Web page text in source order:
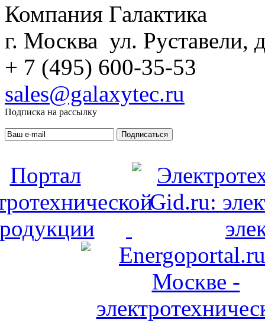
Компания Галактика
г. Москва ул. Руставели,
+ 7 (495) 600-35-53
sales@galaxytec.ru
Подписка на рассылку
Подписаться